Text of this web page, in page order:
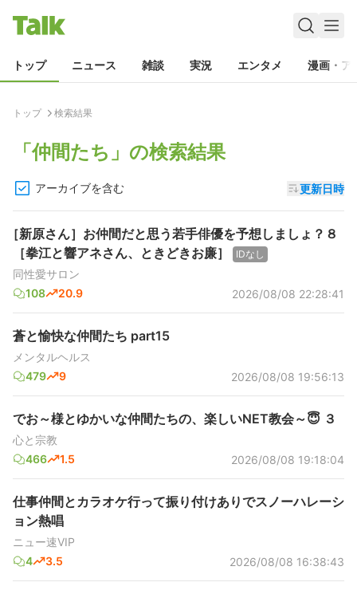
トップ ニュース 雑談 実況 エンタメ 漫画・ア
トップ 検索結果
「仲間たち 」の検索結果
アーカイブを含む 更新日時
［新原さん］お仲間だと思う若手俳優を予想しましょ？８
［拳江と響アネさん、ときどきお廉］
IDなし
同性愛サロン
108
20.9 2026/08/08 22:28:41
蒼と愉快な仲間たち part15
メンタルヘルス
479
9 2026/08/08 19:56:13
でお～様とゆかいな仲間たちの、楽しいNET教会～😇 ３
心と宗教
466
1.5 2026/08/08 19:18:04
仕事仲間とカラオケ行って振り付けありでスノーハレーシ
ョン熱唱
ニュー速VIP
4
3.5 2026/08/08 16:38:43